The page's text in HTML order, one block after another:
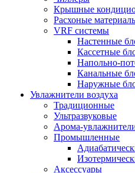
Крышные
Расхоные
VRF системы
Настенные
Кассетные
Напольно-
Канальные
Наружные
Увлажнители воздуха
Традиционные
Ультразвуковые
Арома-
Промышленныe
Аксессуары